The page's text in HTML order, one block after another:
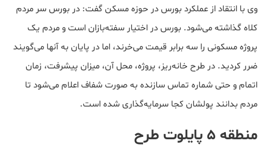
وی با انتقاد از عملکرد بورس در حوزه مسکن گفت: در بورس سر مردم
کلاه گذاشته می‌شود. بورس در اختیار سفته‌بازان است و مردم یک
پروژه مسکونی را سه برابر قیمت می‌خرند، اما در پایان به آنها می‌گویند
ضرر کردید. در طرح خانه‌ریز، پروژه، محل آن، میزان پیشرفت، زمان
اتمام و حتی شماره تماس سازنده به صورت شفاف اعلام می‌شود تا
مردم بدانند پولشان کجا سرمایه‌گذاری شده است.
منطقه ۵ پایلوت طرح